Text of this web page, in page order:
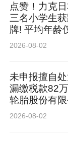
点赞！力克
三名小学生
牌! 平均年龄
2026-08-02
未申报擅自
漏缴税款82
轮胎股份有
2026-08-02